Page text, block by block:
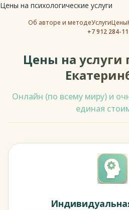
Цены на психологические услуги
Об авторе и методеУслугиЦены
+7 912 284-
Цены на услуги
Онлайн (по всему миру) и
единая